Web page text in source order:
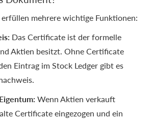
mehrere wichtige Funktionen:
Das Certificate ist der formelle
Aktien besitzt. Ohne Certificate
Eintrag im Stock Ledger gibt es
Wenn Aktien verkauft
Certificate eingezogen und ein